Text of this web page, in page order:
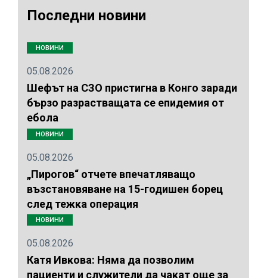
Последни новини
НОВИНИ
05.08.2026
Шефът на СЗО пристигна в Конго заради
бързо разрастващата се епидемия от
ебола
НОВИНИ
05.08.2026
„Пирогов“ отчете впечатляващо
възстановяване на 15-годишен борец
след тежка операция
НОВИНИ
05.08.2026
Катя Ивкова: Няма да позволим
пациенти и служители да чакат още за